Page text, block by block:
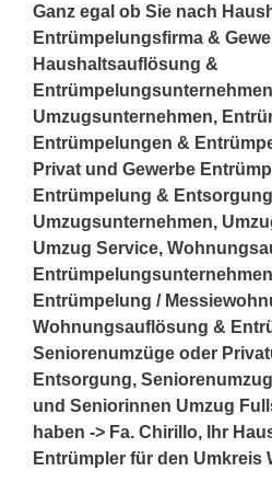
Ganz egal ob Sie nach
Entrümpelungsfirma &
Haushaltsauflösung &
Umzugsunternehmen,
Entrümpelungen &
Privat und Gewerbe
Entrümpelung &
Umzugsunternehmen,
Umzug Service,
Entrümpelung /
Wohnungsauflösung &
Seniorenumzüge oder
Entsorgung,
und Seniorinnen Umzug
haben -> Fa. Chirillo, Ihr
Entrümpler für den Umkreis